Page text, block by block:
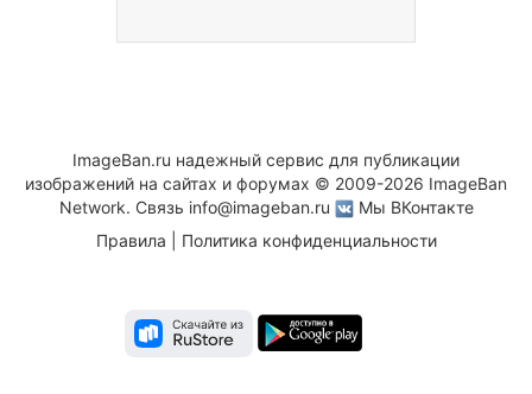
ImageBan.ru надежный сервис для публикации
изображений на сайтах и форумах © 2009-2026 ImageBan
Network. Связь info@imageban.ru
Мы ВКонтакте
Правила
Политика конфиденциальности